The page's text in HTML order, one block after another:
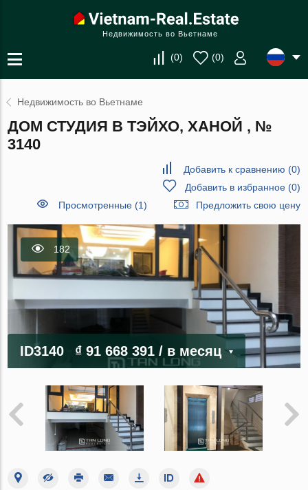
Недвижимость во Вьетнаме
(0) (0)
Недвижимость во Вьетнаме
ДОМ СТУДИЯ В ТЭЙХО, ХАНОЙ , №
3140
Добавить к сравнению (0)
Добавить в избранное(0)
Просмотренные (1)
Предложить свою цену
182
ID3140 ₫ 91 668 391/ в месяц